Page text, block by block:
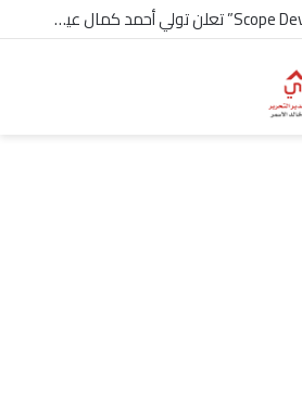
شركة “Scope Developments” تعلن تولي أحمد كمال عيسى منصب الرئيس التنفيذي للقطاع التجاري